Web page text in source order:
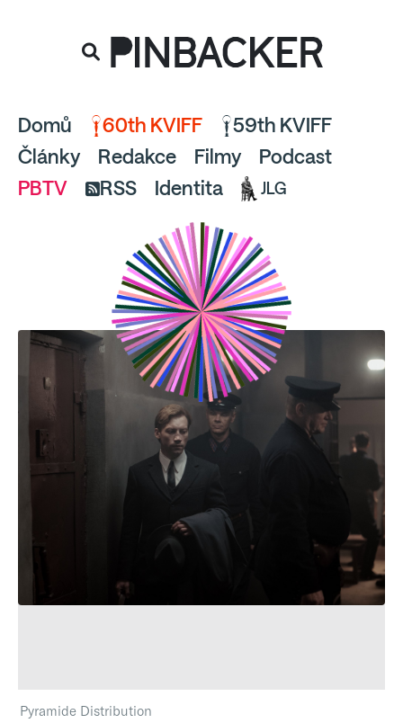
a pusťte se do čtení.
PINBACKER
Domů 60th KVIFF
59th KVIFF
Články
Redakce Filmy
Podcast
PBTV
RSS Identita JLG
Pyramide Distribution